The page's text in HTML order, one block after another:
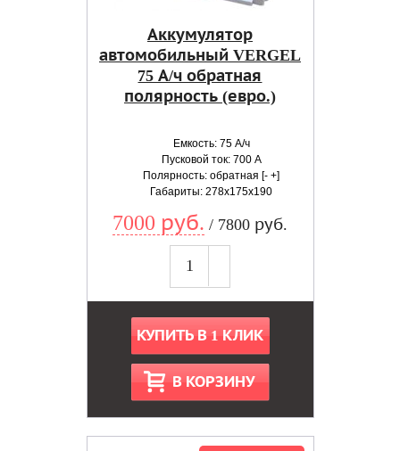
Аккумулятор
автомобильный VERGEL
75 А/ч обратная
полярность (евро.)
Емкость: 75 А/ч
Пусковой ток: 700 А
Полярность: обратная [- +]
Габариты: 278x175x190
7000 руб. / 7800 руб.
КУПИТЬ В 1 КЛИК
В КОРЗИНУ